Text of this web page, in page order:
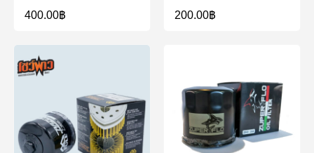
400.00฿ 200.00฿